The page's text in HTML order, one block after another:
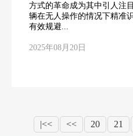
方式的革命成为其中引人注
辆在无人操作的情况下精准
有效规避...
2025年08月20日
|<< << 20 21